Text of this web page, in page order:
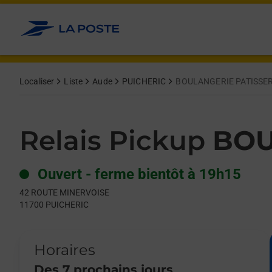
Allez au contenu
Localiser Liste Aude PUICHERIC BOULANGERIE
Relais Pickup
Ouvert - ferme bientôt à 19h15
42 ROUTE MINERVOISE
11700 PUICHERIC
Horaires
Day of the WeekHours
Get directions to Relais Pickup at 42 ROUTE MINERVOISE
lien s'ouvre dans un nouvel onglet